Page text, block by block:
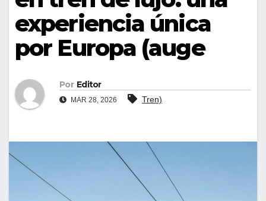
experiencia única
por Europa (auge
Por Editor
MAR 28, 2026 Tren)